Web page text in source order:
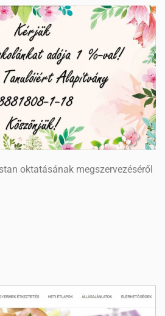
oktatásának megszervezéséről